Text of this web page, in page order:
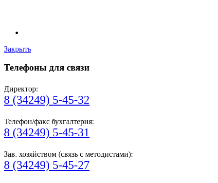
Закрыть
Телефоны для связи
Директор:
8 (34249) 5-45-32
Телефон/факс бухгалтерия:
8 (34249) 5-45-31
Зав. хозяйством (связь с методистами):
8 (34249) 5-45-27